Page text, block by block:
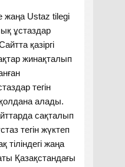
жаңа Ustaz tilegi
ұстаздар
қазіргі
жинақталып
тегін
алады.
сақталып
тегін жүктеп
жаңа
Қазақстандағы